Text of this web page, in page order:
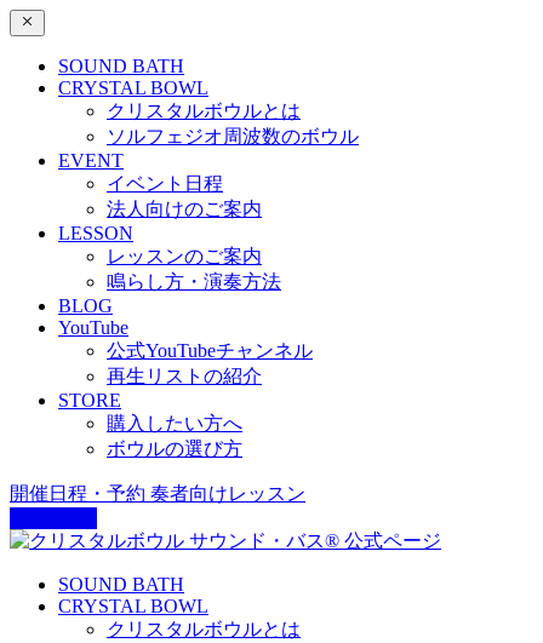
SOUND BATH
CRYSTAL BOWL
クリスタルボウルとは
ソルフェジオ周波数のボウル
EVENT
イベント日程
法人向けのご案内
LESSON
レッスンのご案内
鳴らし方・演奏方法
BLOG
YouTube
公式YouTubeチャンネル
再生リストの紹介
STORE
購入したい方へ
ボウルの選び方
開催日程・予約 奏者向けレッスン
SOUND BATH
CRYSTAL BOWL
クリスタルボウルとは